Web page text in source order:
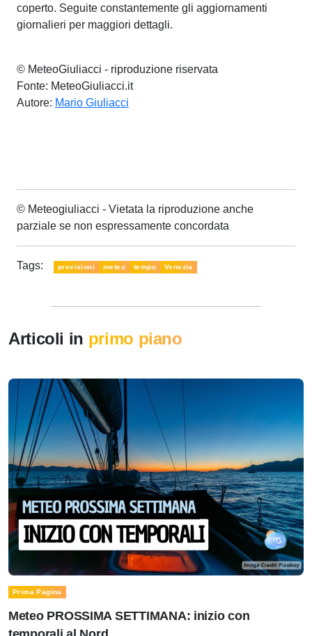
coperto. Seguite constantemente gli aggiornamenti
giornalieri per maggiori dettagli.
© MeteoGiuliacci - riproduzione riservata
Fonte: MeteoGiuliacci.it
Autore: Mario Giuliacci
© Meteogiuliacci - Vietata la riproduzione anche
parziale se non espressamente concordata
Tags: previsioni meteo tempo Venezia
Articoli in primo piano
Prima Pagina
Meteo PROSSIMA SETTIMANA: inizio con